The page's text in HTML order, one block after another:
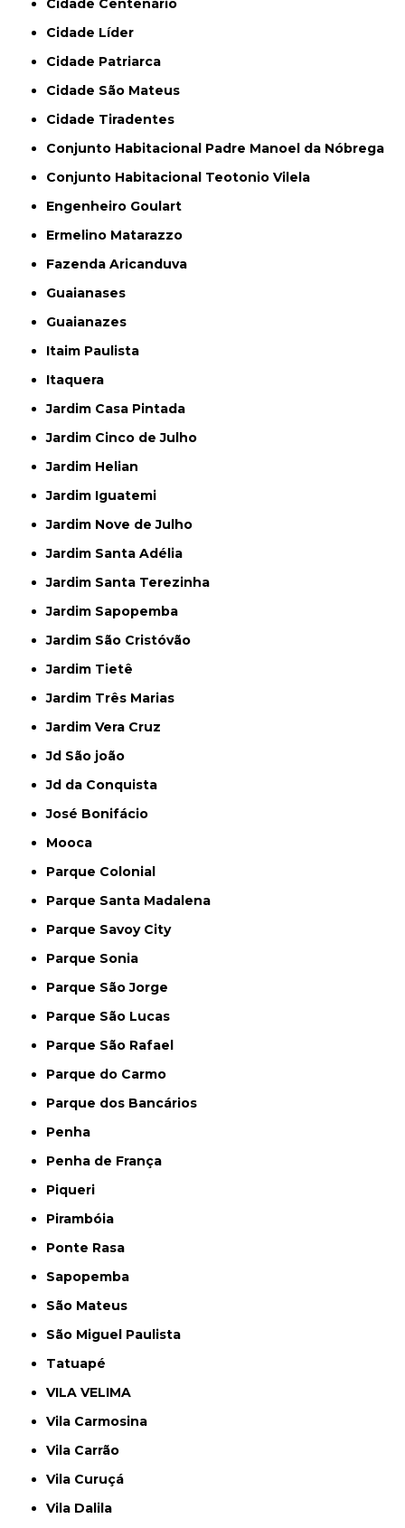
Cidade Centenário
Cidade Líder
Cidade Patriarca
Cidade São Mateus
Cidade Tiradentes
Conjunto Habitacional Padre Manoel da Nóbrega
Conjunto Habitacional Teotonio Vilela
Engenheiro Goulart
Ermelino Matarazzo
Fazenda Aricanduva
Guaianases
Guaianazes
Itaim Paulista
Itaquera
Jardim Casa Pintada
Jardim Cinco de Julho
Jardim Helian
Jardim Iguatemi
Jardim Nove de Julho
Jardim Santa Adélia
Jardim Santa Terezinha
Jardim Sapopemba
Jardim São Cristóvão
Jardim Tietê
Jardim Três Marias
Jardim Vera Cruz
Jd São joão
Jd da Conquista
José Bonifácio
Mooca
Parque Colonial
Parque Santa Madalena
Parque Savoy City
Parque Sonia
Parque São Jorge
Parque São Lucas
Parque São Rafael
Parque do Carmo
Parque dos Bancários
Penha
Penha de França
Piqueri
Pirambóia
Ponte Rasa
Sapopemba
São Mateus
São Miguel Paulista
Tatuapé
VILA VELIMA
Vila Carmosina
Vila Carrão
Vila Curuçá
Vila Dalila